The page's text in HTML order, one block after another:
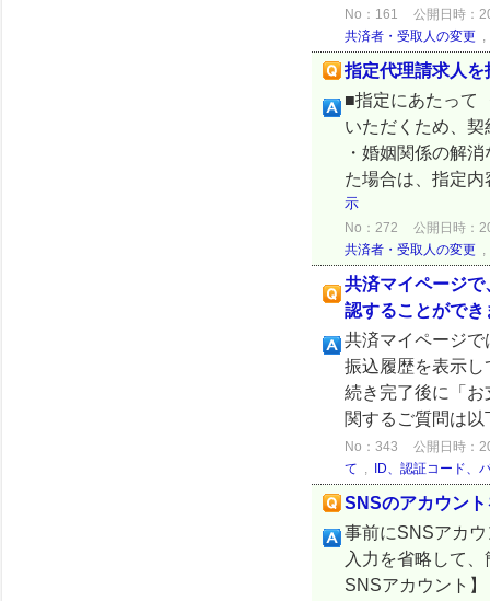
No：161
公開日時：
共済者・受取人の変更
指定代理請求人
■指定にあたって
いただくため、
・婚姻関係の解
た場合は、指定
示
No：272
公開日時：
共済者・受取人の変更
共済マイページ
認することがで
共済マイページ
振込履歴を表示
続き完了後に「
関するご質問は
No：343
公開日時：
て , ID、認証コード、
SNSのアカウン
事前にSNSアカ
入力を省略して
SNSアカウント